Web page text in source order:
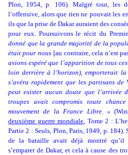
Plon, 1954, p. 106). Malgré tout, les
l’offensive, alors que rien ne pouvait les
ils que la prise de Dakar auraient des
pour eux. Poursuivons le récit du
donné que la grande majorité de la
était pour nous [au contraire, cela n’est
avions espéré que l’apparition de tous
loin derrière à l’horizon), emporterait
s’avéra rapidement que les partisans
peut exister aucun doute que l’arrivée
troupes avait compromis toute
mouvement de la France Libre. »
deuxième guerre mondiale, Tome 2 :
Partie 2 : Seuls, Plon, Paris, 1949, p.
de la bataille avait déjà montré qu’il
s’emparer de Dakar, et cela à cause des